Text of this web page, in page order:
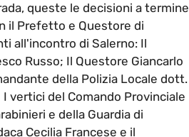
queste le decisioni a termine
il Prefetto e Questore di
all'incontro di Salerno: Il
Russo; Il Questore Giancarlo
della Polizia Locale dott.
I vertici del Comando Provinciale
e della Guardia di
Cecilia Francese e il